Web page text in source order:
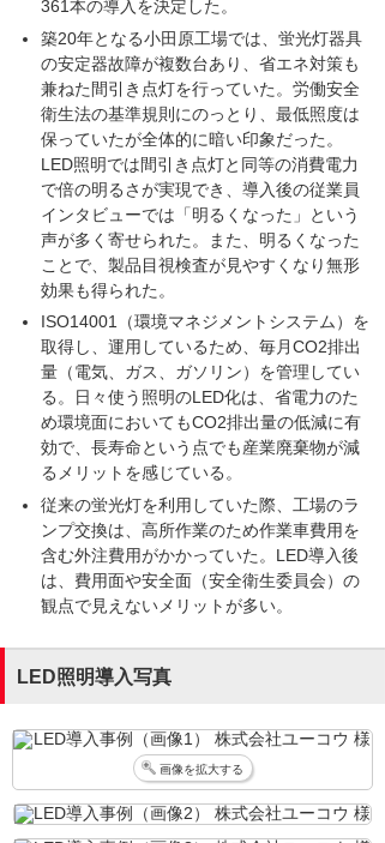
361本の導入を決定した。
築20年となる小田原工場では、蛍光灯器具
の安定器故障が複数台あり、省エネ対策も
兼ねた間引き点灯を行っていた。労働安全
衛生法の基準規則にのっとり、最低照度は
保っていたが全体的に暗い印象だった。
LED照明では間引き点灯と同等の消費電力
で倍の明るさが実現でき、導入後の従業員
インタビューでは「明るくなった」という
声が多く寄せられた。また、明るくなった
ことで、製品目視検査が見やすくなり無形
効果も得られた。
ISO14001（環境マネジメントシステム）を
取得し、運用しているため、毎月CO2排出
量（電気、ガス、ガソリン）を管理してい
る。日々使う照明のLED化は、省電力のた
め環境面においてもCO2排出量の低減に有
効で、長寿命という点でも産業廃棄物が減
るメリットを感じている。
従来の蛍光灯を利用していた際、工場のラ
ンプ交換は、高所作業のため作業車費用を
含む外注費用がかかっていた。LED導入後
は、費用面や安全面（安全衛生委員会）の
観点で見えないメリットが多い。
LED照明導入写真
画像を拡大する